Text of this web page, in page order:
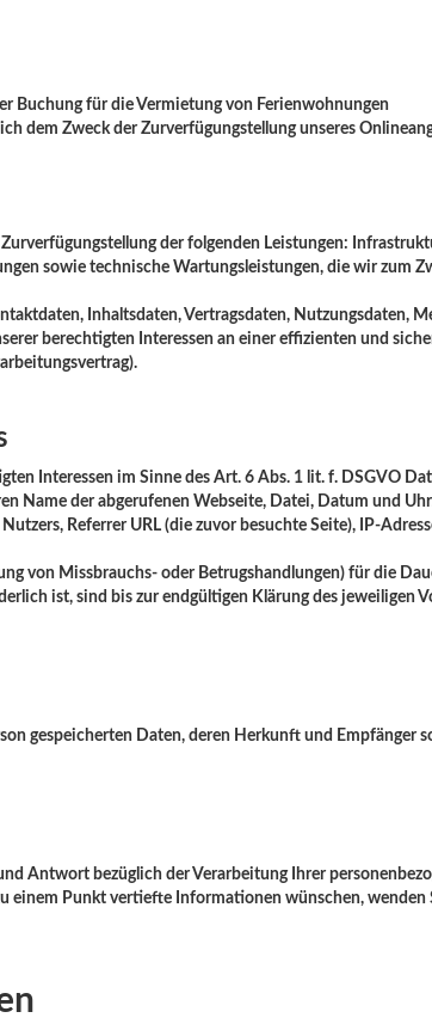
Buchung für die Vermietung von Ferienwohnungen
dem Zweck der Zurverfügungstellung unseres
der folgenden Leistungen:
sowie technische Wartungsleistungen, die wir zum
Inhaltsdaten, Vertragsdaten, Nutzungsdaten,
berechtigten Interessen an einer effizienten und
Interessen im Sinne des Art. 6 Abs. 1 lit. f. DSGVO
Name der abgerufenen Webseite, Datei, Datum und
Referrer URL (die zuvor besuchte Seite), IP-
von Missbrauchs- oder Betrugshandlungen) für die
ist, sind bis zur endgültigen Klärung des jeweiligen
gespeicherten Daten, deren Herkunft und Empfänger
Antwort bezüglich der Verarbeitung Ihrer
Punkt vertiefte Informationen wünschen, wenden